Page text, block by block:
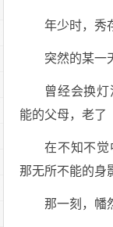
年少时，秀
突然的某一
曾经会换
能的父母，老了
在不知不
那无所不能的身
那一刻，幡